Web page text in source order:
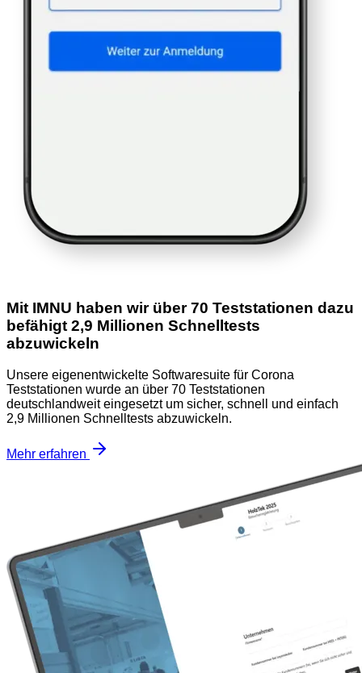
Mit IMNU haben wir über 70 Teststationen dazu
befähigt 2,9 Millionen Schnelltests
abzuwickeln
Unsere eigenentwickelte Softwaresuite für Corona
Teststationen wurde an über 70 Teststationen
deutschlandweit eingesetzt um sicher, schnell und einfach
2,9 Millionen Schnelltests abzuwickeln.
Mehr erfahren